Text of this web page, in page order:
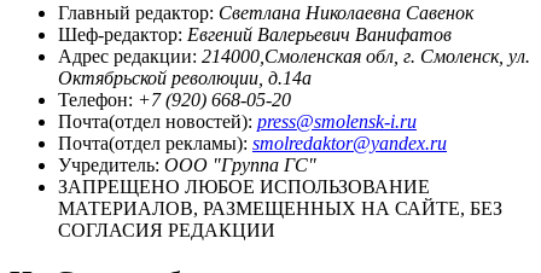
Главный редактор: Светлана Николаевна Савенок
Шеф-редактор: Евгений Валерьевич Ванифатов
Адрес редакции: 214000,Смоленская обл, г. Смоленск, ул.
Октябрьской революции, д.14а
Телефон: +7 (920) 668-05-20
Почта(отдел новостей): press@smolensk-i.ru
Почта(отдел рекламы): smolredaktor@yandex.ru
Учредитель: ООО "Группа ГС"
ЗАПРЕЩЕНО ЛЮБОЕ ИСПОЛЬЗОВАНИЕ
МАТЕРИАЛОВ, РАЗМЕЩЕННЫХ НА САЙТЕ, БЕЗ
СОГЛАСИЯ РЕДАКЦИИ